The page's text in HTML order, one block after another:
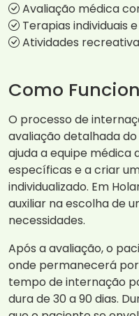
Avaliação médica
Terapias individuais
Atividades
Como
O processo de
avaliação detalhada
ajuda a equipe médica
específicas e a criar
individualizado. Em
auxiliar na escolha de
necessidades.
Após a avaliação, o
onde permanecerá
tempo de internação
dura de 30 a 90 dias.